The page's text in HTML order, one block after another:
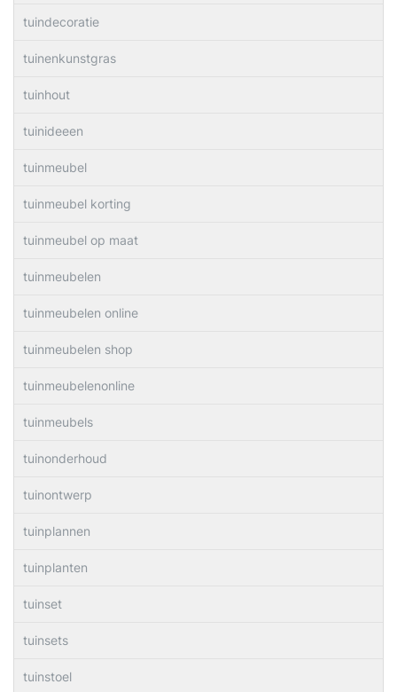
tuindecoratie
tuinenkunstgras
tuinhout
tuinideeen
tuinmeubel
tuinmeubel korting
tuinmeubel op maat
tuinmeubelen
tuinmeubelen online
tuinmeubelen shop
tuinmeubelenonline
tuinmeubels
tuinonderhoud
tuinontwerp
tuinplannen
tuinplanten
tuinset
tuinsets
tuinstoel